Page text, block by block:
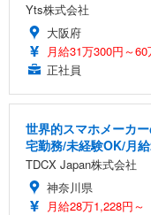
Yts株式会社
大阪府
月給31万300円～60
正社員
世界的スマホメーカ
宅勤務/未経験OK/月
TDCX Japan株式会社
神奈川県
月給28万1,228円～